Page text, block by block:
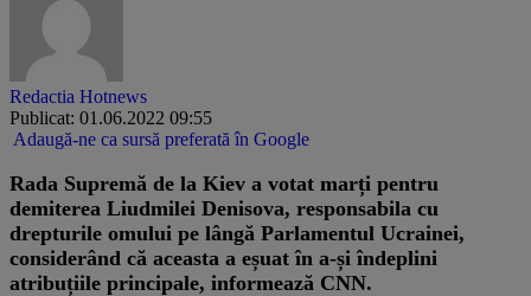
Redactia Hotnews
Publicat: 01.06.2022 09:55
Adaugă-ne ca sursă preferată în Google
Rada Supremă de la Kiev a votat marți pentru
demiterea Liudmilei Denisova, responsabila cu
drepturile omului pe lângă Parlamentul Ucrainei,
considerând că aceasta a eșuat în a-și îndeplini
atribuțiile principale, informează CNN.